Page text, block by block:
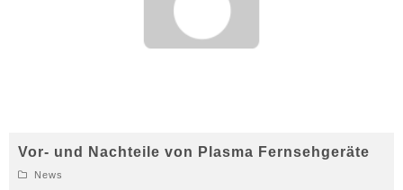
Vor- und Nachteile von Plasma Fernsehgeräte
News